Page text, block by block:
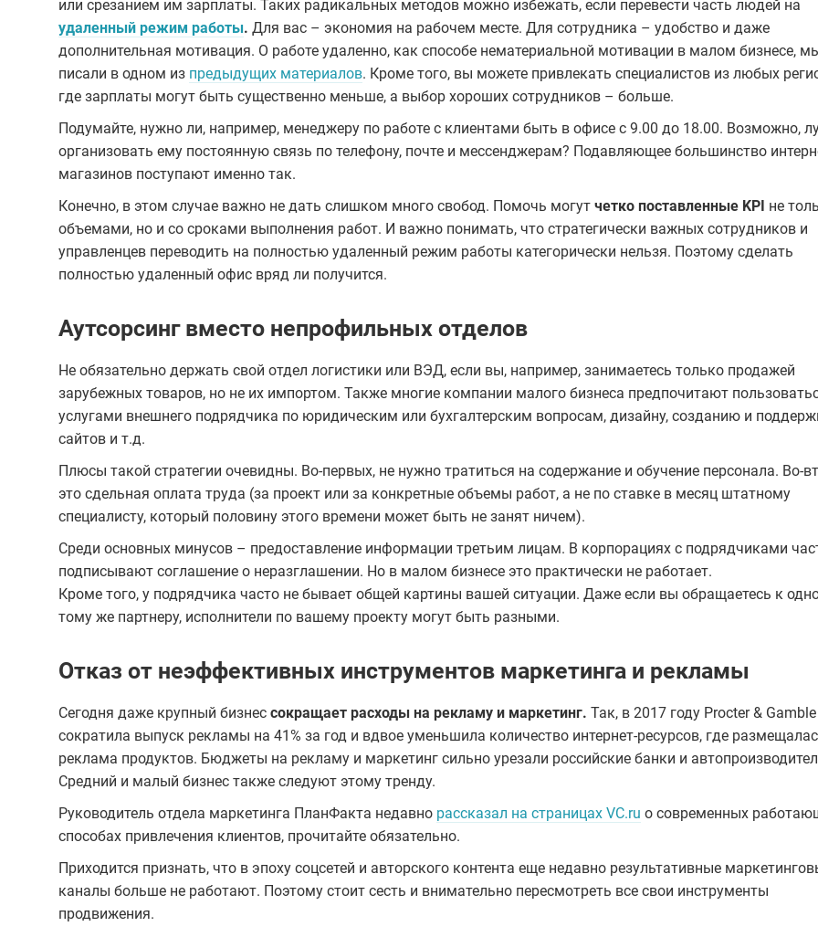
или срезанием им зарплаты. Таких радикальных методов можно избежать, если перевести часть людей на
удаленный режим работы. Для вас – экономия на рабочем месте. Для сотрудника – удобство и даже
дополнительная мотивация. О работе удаленно, как способе нематериальной мотивации в малом бизнесе,
писали в одном из предыдущих материалов. Кроме того, вы можете привлекать специалистов из любых
где зарплаты могут быть существенно меньше, а выбор хороших сотрудников – больше.
Подумайте, нужно ли, например, менеджеру по работе с клиентами быть в офисе с 9.00 до 18.00. Возможно,
организовать ему постоянную связь по телефону, почте и мессенджерам? Подавляющее большинство
магазинов поступают именно так.
Конечно, в этом случае важно не дать слишком много свобод. Помочь могут четко поставленные KPI не
объемами, но и со сроками выполнения работ. И важно понимать, что стратегически важных сотрудников и
управленцев переводить на полностью удаленный режим работы категорически нельзя. Поэтому сделать
полностью удаленный офис вряд ли получится.
Аутсорсинг вместо непрофильных отделов
Не обязательно держать свой отдел логистики или ВЭД, если вы, например, занимаетесь только продажей
зарубежных товаров, но не их импортом. Также многие компании малого бизнеса предпочитают
услугами внешнего подрядчика по юридическим или бухгалтерским вопросам, дизайну, созданию и
сайтов и т.д.
Плюсы такой стратегии очевидны. Во-первых, не нужно тратиться на содержание и обучение персонала. Во-
это сдельная оплата труда (за проект или за конкретные объемы работ, а не по ставке в месяц штатному
специалисту, который половину этого времени может быть не занят ничем).
Среди основных минусов – предоставление информации третьим лицам. В корпорациях с подрядчиками
подписывают соглашение о неразглашении. Но в малом бизнесе это практически не работает.
Кроме того, у подрядчика часто не бывает общей картины вашей ситуации. Даже если вы обращаетесь к
тому же партнеру, исполнители по вашему проекту могут быть разными.
Отказ от неэффективных инструментов маркетинга и рекламы
Сегодня даже крупный бизнес сокращает расходы на рекламу и маркетинг. Так, в 2017 году Procter & Gamble
сократила выпуск рекламы на 41% за год и вдвое уменьшила количество интернет-ресурсов, где
реклама продуктов. Бюджеты на рекламу и маркетинг сильно урезали российские банки и
Средний и малый бизнес также следуют этому тренду.
Руководитель отдела маркетинга ПланФакта недавно рассказал на страницах VC.ru о современных
способах привлечения клиентов, прочитайте обязательно.
Приходится признать, что в эпоху соцсетей и авторского контента еще недавно результативные
каналы больше не работают. Поэтому стоит сесть и внимательно пересмотреть все свои инструменты
продвижения.